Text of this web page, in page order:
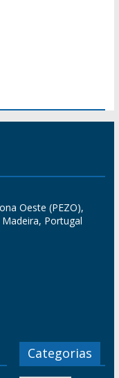
Oeste (PEZO),
Portugal
Categorias